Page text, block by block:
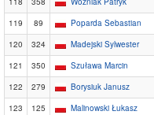
119
89 Poparda Sebastian
120
324 Madejski Sylwester
121
350 Szuława Marcin
122
279 Borysiuk Janusz
123
125 Malinowski Łukasz